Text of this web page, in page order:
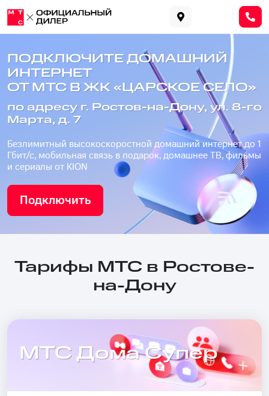
ПОДКЛЮЧИТЕ ДОМАШНИЙ
ИНТЕРНЕТ
ОТ МТС В ЖК «ЦАРСКОЕ СЕЛО»
по адресу г. Ростов-на-Дону, ул. 8-го
Марта, д. 7
Безлимитный высокоскоростной домашний интернет до 1
Гбит/с, мобильная связь в подарок, домашнее ТВ, фильмы
и сериалы от KION
Подключить
Тарифы МТС в Ростове-
на-Дону
МТС Дома Супер